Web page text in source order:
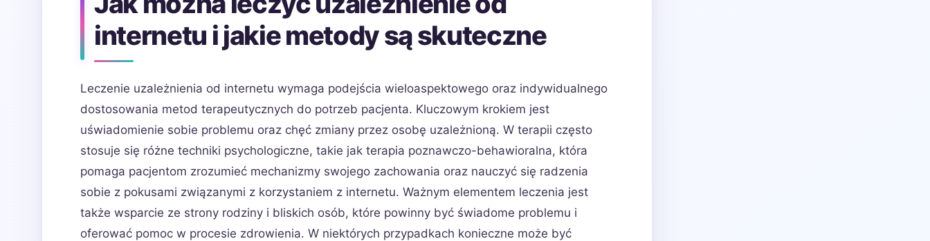
internetu i jakie metody są skuteczne
Leczenie uzależnienia od internetu wymaga podejścia wieloaspektowego oraz indywidualnego
dostosowania metod terapeutycznych do potrzeb pacjenta. Kluczowym krokiem jest
uświadomienie sobie problemu oraz chęć zmiany przez osobę uzależnioną. W terapii często
stosuje się różne techniki psychologiczne, takie jak terapia poznawczo-behawioralna, która
pomaga pacjentom zrozumieć mechanizmy swojego zachowania oraz nauczyć się radzenia
sobie z pokusami związanymi z korzystaniem z internetu. Ważnym elementem leczenia jest
także wsparcie ze strony rodziny i bliskich osób, które powinny być świadome problemu i
oferować pomoc w procesie zdrowienia. W niektórych przypadkach konieczne może być